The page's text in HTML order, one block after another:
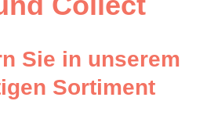
Sie in unserem
Sortiment